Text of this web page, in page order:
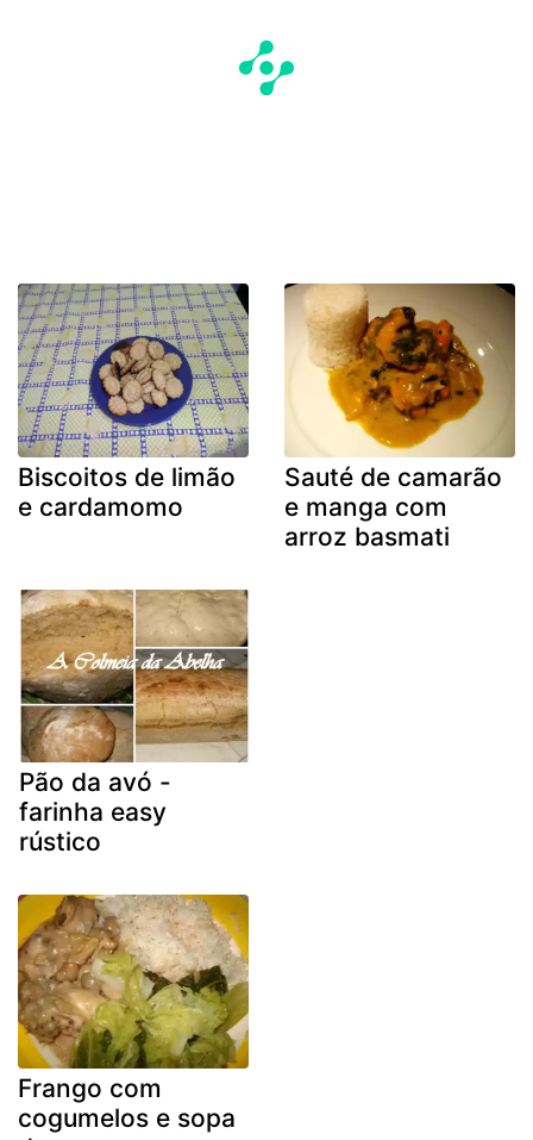
Biscoitos de limão
e cardamomo
Sauté de camarão
e manga com
arroz basmati
Pão da avó -
farinha easy
rústico
Frango com
cogumelos e sopa